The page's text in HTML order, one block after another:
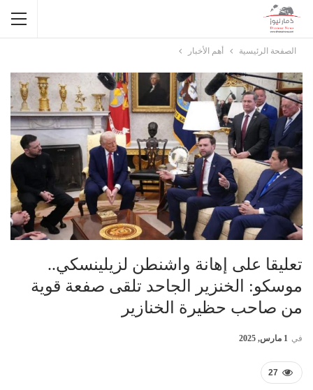
الصفحة الرئيسية أهم الأخبار
تعليقا على إهانة واشنطن لزيلينسكي..
موسكو: الخنزير الجاحد تلقى صفعة قوية
من صاحب حظيرة الخنازير
في 1 مارس, 2025
27